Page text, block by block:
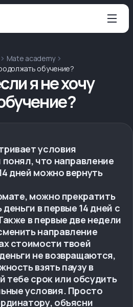
Mate academy
обучение?
я не хочу
условия
что направление
дней можно вернуть
можно прекратить
в первые 14 дней с
в первые две недели
направление
стоимости твоей
не возвращаются,
взять паузу в
тебе срок или обсудить
условия. Просто
объясни